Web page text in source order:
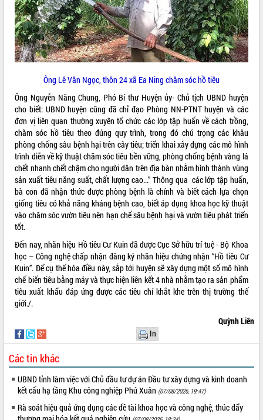
LIÊN KẾT WEB
THỐNG KÊ TRUY CẬP
Hôm nay: 22384
Tất cả: 66067707
Ông Lê Văn Ngọc, thôn 24 xã Ea Ning chăm sóc hồ tiêu
Ông Nguyễn Năng Chung, Phó Bí thư Huyện ủy- Chủ tịch UBND huyện
cho biết: UBND huyện cũng đã chỉ đạo Phòng NN-PTNT huyện và các
đơn vị liên quan thường xuyên tổ chức các lớp tập huấn về cách trồng,
chăm sóc hồ tiêu theo đúng quy trình, trong đó chú trọng các khâu
phòng chống sâu bệnh hại trên cây tiêu; triển khai xây dựng các mô hình
trình diễn về kỹ thuật chăm sóc tiêu bền vững, phòng chống bệnh vàng lá
chết nhanh chết chậm cho người dân trên địa bàn nhằm hình thành vùng
sản xuất tiêu năng suất, chất lượng cao...” Thông qua các lớp tập huấn,
bà con đã nhận thức được phòng bệnh là chính và biết cách lựa chọn
giống tiêu có khả năng kháng bệnh cao, biết áp dụng khoa học kỹ thuật
vào chăm sóc vườn tiêu nên hạn chế sâu bệnh hại và vườn tiêu phát triển
tốt.
Đến nay, nhãn hiệu Hồ tiêu Cư Kuin đã được Cục Sở hữu trí tuệ - Bộ Khoa
học – Công nghệ chấp nhận đăng ký nhãn hiệu chứng nhận “Hồ tiêu Cư
Kuin”. Để cụ thể hóa điều này, sắp tới huyện sẽ xây dựng một số mô hình
chế biến tiêu bằng máy và thực hiện liên kết 4 nhà nhằm tạo ra sản phẩm
tiêu xuất khẩu đáp ứng được các tiêu chí khắt khe trên thị trường thế
giới./.
Quỳnh Liên
In
Các tin khác
UBND tỉnh làm việc với Chủ đầu tư dự án Đầu tư xây dựng và kinh doanh
kết cấu hạ tầng Khu công nghiệp Phú Xuân (07/08/2026, 19:47)
Rà soát hiệu quả ứng dụng các đề tài khoa học và công nghệ, thúc đẩy